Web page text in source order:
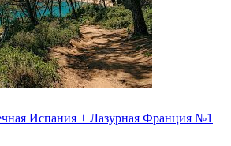
Испания + Лазурная Франция №1